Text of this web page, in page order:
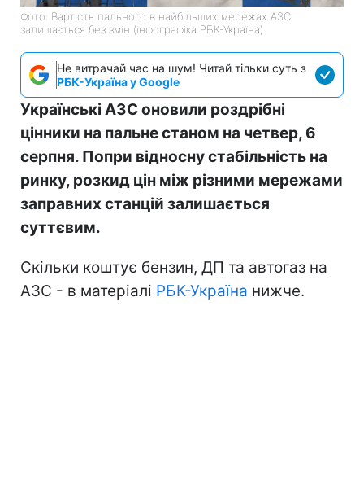
Фото: Вартість пального в найбільших мережах АЗС
залишається без змін (інфографіка РБК-Україна)
Не витрачай час на шум! Читай тільки суть з
РБК-Україна у Google
Українські АЗС оновили роздрібні
цінники на пальне станом на четвер, 6
серпня. Попри відносну стабільність на
ринку, розкид цін між різними мережами
заправних станцій залишається
суттєвим.
Скільки коштує бензин, ДП та автогаз на
АЗС - в матеріалі РБК-Україна нижче.